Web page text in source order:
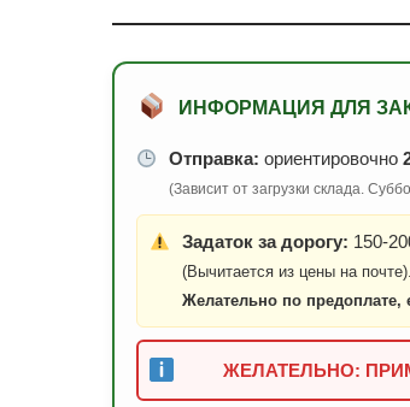
ИНФОРМАЦИЯ ДЛЯ
Отправка: ориентировочно
(Зависит от загрузки склада.
Задаток за дорогу: 150-
(Вычитается из цены на
Желательно по предоплате,
ЖЕЛАТЕЛЬНО: